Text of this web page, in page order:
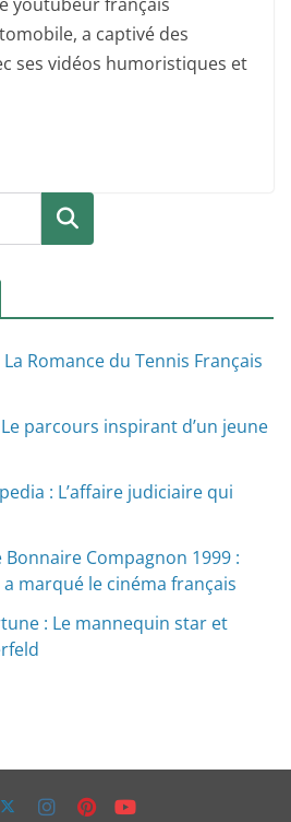
a captivé des
ses vidéos humoristiques et
Search
Romance du Tennis Français
parcours inspirant d’un jeune
: L’affaire judiciaire qui
Compagnon 1999 :
a marqué le cinéma français
: Le mannequin star et